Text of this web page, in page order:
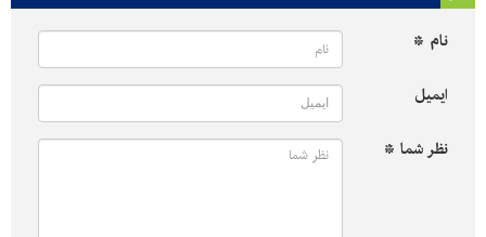
نام *
ایمیل
نظر شما *